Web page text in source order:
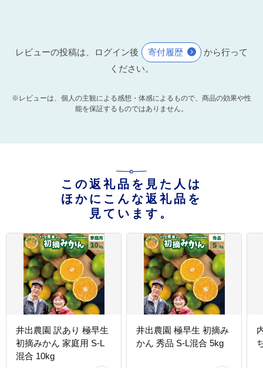
レビューの投稿は、ログイン後 寄付履歴
から行って
ください。
※レビューは、個人の主観による感想・体感によるもので、商品の効果や性
能を保証するものではありません。
この返礼品を見た人は
ほかにこんな返礼品を
見ています。
井出農園 訳あり 極早生
初摘みかん 家庭用 S-L
混合 10kg
井出農園 極早生 初摘み
かん 秀品 S-L混合 5kg